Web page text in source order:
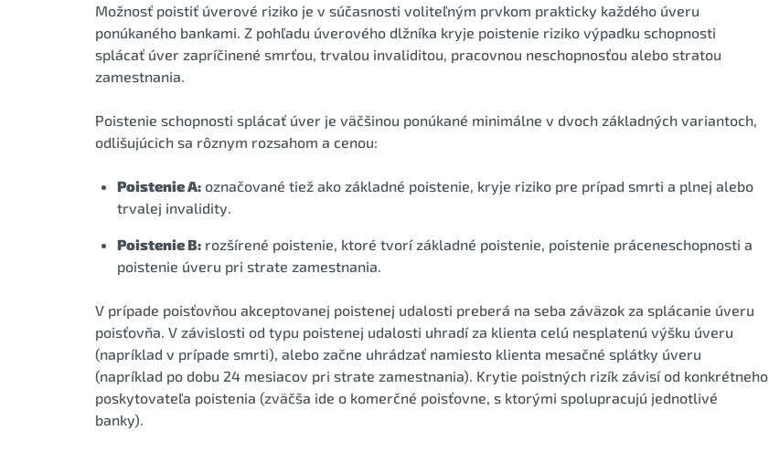
Možnosť poistiť úverové riziko je v súčasnosti voliteľným prvkom prakticky každého úveru
ponúkaného bankami. Z pohľadu úverového dlžníka kryje poistenie riziko výpadku schopnosti
splácať úver zapríčinené smrťou, trvalou invaliditou, pracovnou neschopnosťou alebo stratou
zamestnania.
Poistenie schopnosti splácať úver je väčšinou ponúkané minimálne v dvoch základných variantoch,
odlišujúcich sa rôznym rozsahom a cenou:
Poistenie A: označované tiež ako základné poistenie, kryje riziko pre prípad smrti a plnej alebo
trvalej invalidity.
Poistenie B: rozšírené poistenie, ktoré tvorí základné poistenie, poistenie práceneschopnosti a
poistenie úveru pri strate zamestnania.
V prípade poisťovňou akceptovanej poistenej udalosti preberá na seba záväzok za splácanie úveru
poisťovňa. V závislosti od typu poistenej udalosti uhradí za klienta celú nesplatenú výšku úveru
(napríklad v prípade smrti), alebo začne uhrádzať namiesto klienta mesačné splátky úveru
(napríklad po dobu 24 mesiacov pri strate zamestnania). Krytie poistných rizík závisí od konkrétneho
poskytovateľa poistenia (zväčša ide o komerčné poisťovne, s ktorými spolupracujú jednotlivé
banky).